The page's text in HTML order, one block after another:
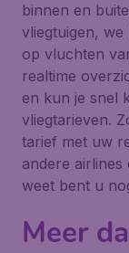
binnen en
vliegtuigen,
op vluchten
realtime
en kun je snel
vliegtarieven.
tarief met uw
andere
weet bent u
Meer